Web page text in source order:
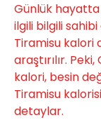
Günlük
ilgili bilgili
Tiramisu kalori
araştırılır.
kalori, besin
Tiramisu
detaylar.